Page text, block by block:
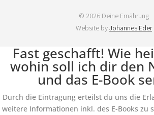
© 2026 Deine Ernährung
Website byJohannes Eder
Fast geschafft! Wie
wohin soll ich dir den
und das E-Book
Durch die Eintragung erteilst du uns die
weitere Informationen inkl. des E-Books zu